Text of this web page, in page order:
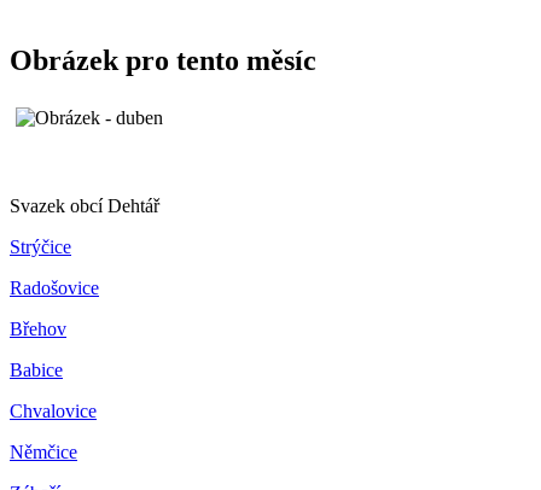
Obrázek pro tento měsíc
Svazek obcí Dehtář
Strýčice
Radošovice
Břehov
Babice
Chvalovice
Němčice